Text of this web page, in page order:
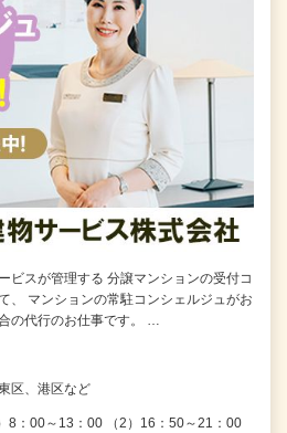
ビスが管理する 分譲マンションの受付コ
、 マンションの常駐コンシェルジュがお
の代行のお仕事です。 …
区、港区など
8：00～13：00 （2）16：50～21：00